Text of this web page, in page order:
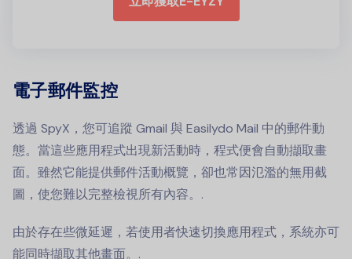
電子郵件監控
透過 SpyX，您可追蹤 Gmail 與 Easilydo Mail 中的郵件動
態。當這些應用程式出現新活動時，程式便會自動擷取畫
面。雖然它能提供郵件活動概覽，卻也常因氾濫的無用截
圖，使您難以完整檢視所有內容。.
由於存在些微延遲，若使用者快速切換應用程式，系統亦可
能同時擷取其他畫面。.